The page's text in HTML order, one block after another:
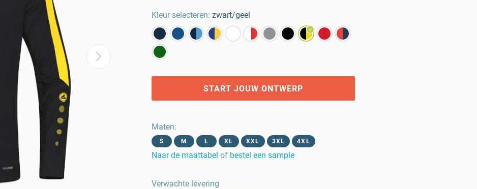
Kleur selecteren: zwart/geel
START JOUW ONTWERP
Maten:
S M L XL XXL 3XL 4XL
Naar de maattabel of bestel een sample
Verwachte levering